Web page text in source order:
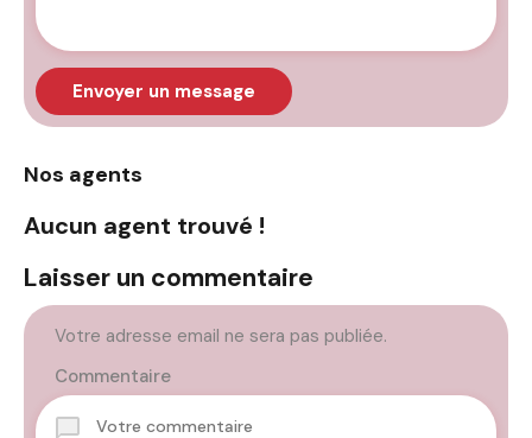
Envoyer un message
Nos agents
Aucun agent trouvé !
Laisser un commentaire
Votre adresse email ne sera pas publiée.
Commentaire